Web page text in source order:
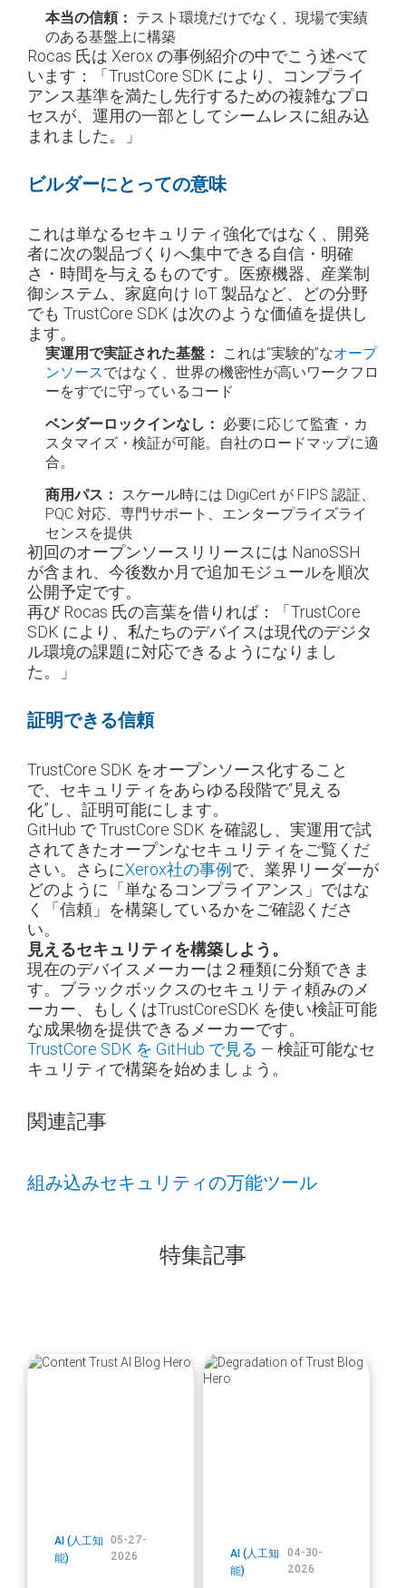
本当の信頼： テスト環境だけでなく、現場で実績
のある基盤上に構築
Rocas 氏は Xerox の事例紹介の中でこう述べて
います：「TrustCore SDK により、コンプライ
アンス基準を満たし先行するための複雑なプロ
セスが、運用の一部としてシームレスに組み込
まれました。」
ビルダーにとっての意味
これは単なるセキュリティ強化ではなく、開発
者に次の製品づくりへ集中できる自信・明確
さ・時間を与えるものです。医療機器、産業制
御システム、家庭向け IoT 製品など、どの分野
でも TrustCore SDK は次のような価値を提供し
ます。
実運用で実証された基盤： これは“実験的”なオープ
ンソースではなく、世界の機密性が高いワークフロ
ーをすでに守っているコード
ベンダーロックインなし： 必要に応じて監査・カ
スタマイズ・検証が可能。自社のロードマップに適
合。
商用パス： スケール時には DigiCert が FIPS 認証、
PQC 対応、専門サポート、エンタープライズライ
センスを提供
初回のオープンソースリリースには NanoSSH
が含まれ、今後数か月で追加モジュールを順次
公開予定です。
再び Rocas 氏の言葉を借りれば：「TrustCore
SDK により、私たちのデバイスは現代のデジタ
ル環境の課題に対応できるようになりまし
た。」
証明できる信頼
TrustCore SDK をオープンソース化すること
で、セキュリティをあらゆる段階で“見える
化”し、証明可能にします。
GitHub で TrustCore SDK を確認し、実運用で試
されてきたオープンなセキュリティをご覧くだ
さい。さらにXerox社の事例で、業界リーダーが
どのように「単なるコンプライアンス」ではな
く「信頼」を構築しているかをご確認くださ
い。
見えるセキュリティを構築しよう。
現在のデバイスメーカーは２種類に分類できま
す。ブラックボックスのセキュリティ頼みのメ
ーカー、もしくはTrustCoreSDK を使い検証可能
な成果物を提供できるメーカーです。
TrustCore SDK を GitHub で見る — 検証可能なセ
キュリティで構築を始めましょう。
関連記事
組み込みセキュリティの万能ツール
特集記事
blog
AI (人工知
能)
05-27-
2026
blog
url
AI (人工知
能)
04-30-
2026